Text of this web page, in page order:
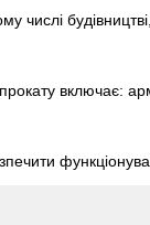
включає:
функціонування